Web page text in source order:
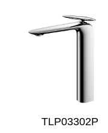
TLP03302P